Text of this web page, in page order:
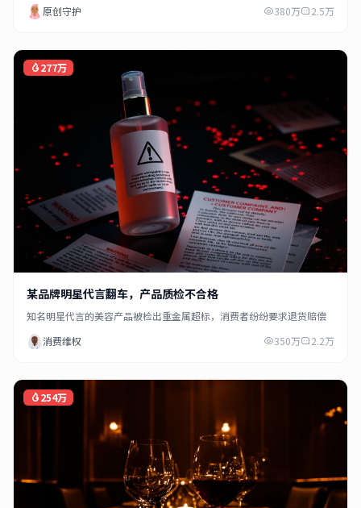
原创守护
380万 2.5万
277万
某品牌明星代言翻车，产品质检不合格
知名明星代言的美容产品被检出重金属超标，消费者纷纷要求退货赔偿
消费维权
350万 2.2万
254万